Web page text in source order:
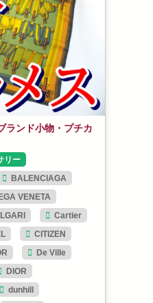
ランド小物・プチカ
リー
BALENCIAGA
VENETA
Cartier
CITIZEN
De Ville
DIOR
dunhill